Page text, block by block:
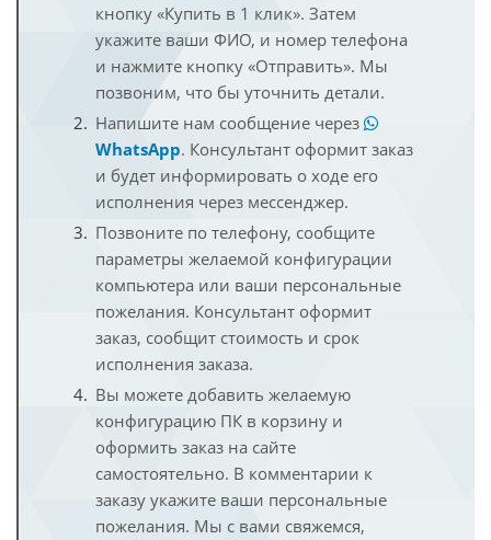
кнопку «Купить в 1 клик». Затем
укажите ваши ФИО, и номер телефона
и нажмите кнопку «Отправить». Мы
позвоним, что бы уточнить детали.
Напишите нам сообщение через
WhatsApp. Консультант оформит заказ
и будет информировать о ходе его
исполнения через мессенджер.
Позвоните по телефону, сообщите
параметры желаемой конфигурации
компьютера или ваши персональные
пожелания. Консультант оформит
заказ, сообщит стоимость и срок
исполнения заказа.
Вы можете добавить желаемую
конфигурацию ПК в корзину и
оформить заказ на сайте
самостоятельно. В комментарии к
заказу укажите ваши персональные
пожелания. Мы с вами свяжемся,